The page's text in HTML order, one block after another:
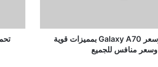
مواصفات وسعر Galaxy A70 بمميزات قوية
وسعر منافس للجميع
مجانا